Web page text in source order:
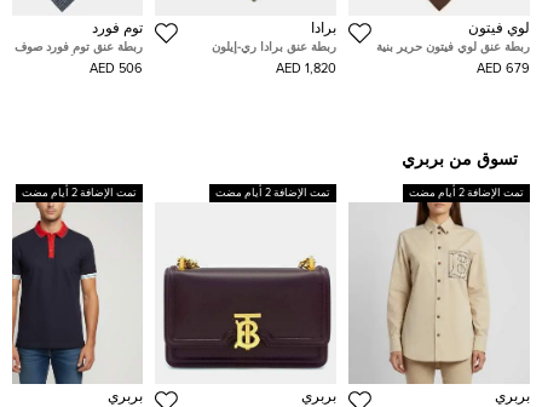
لوي فيتون
ربطة عنق لوي فيتون حرير بنية
مخططة بالطول شعار
679 AED
برادا
ربطة عنق برادا ري-إيلون
1,820 AED
توم فورد
ربطة عنق توم فورد صوف
مزيج مربعات أزرق كحلي
506 AED
تسوق من بربري
تمت الإضافة 2 أيام مضت
بربري
تمت الإضافة 2 أيام مضت
بربري
تمت الإضافة 2 أيام مضت
بربري